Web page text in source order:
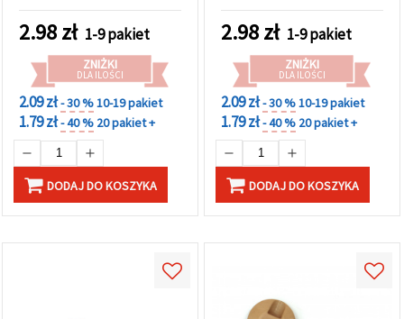
2.98zł 1-9 pakiet
ZNIŻKI
DLA ILOŚCI
2.09 zł- 30 %10-19 pakiet
1.79 zł- 40 % 20 pakiet +
DODAJ DO KOSZYKA
2.98zł 1-9 pakiet
ZNIŻKI
DLA ILOŚCI
2.09 zł- 30 %10-19 pakiet
1.79 zł- 40 % 20 pakiet +
DODAJ DO KOSZYKA